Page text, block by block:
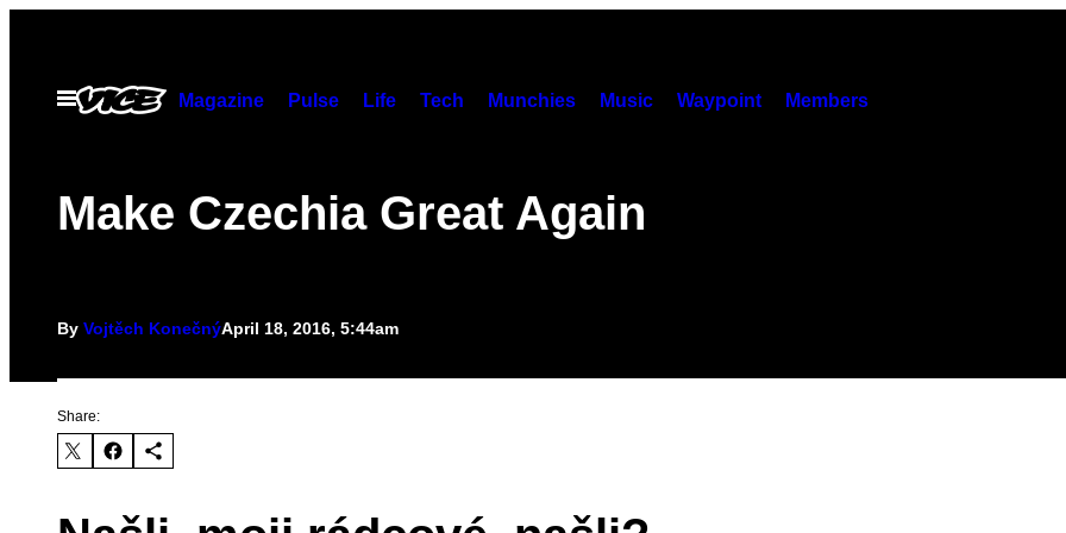
contentOpen
Menu
Magazine Pulse Life Tech Munchies Music Waypoint Members
Make Czechia Great Again
By Vojtěch KonečnýApril 18, 2016, 5:44am
Share: